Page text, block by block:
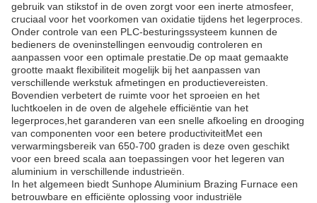
gebruik van stikstof in de oven zorgt voor een inerte atmosfeer,
cruciaal voor het voorkomen van oxidatie tijdens het legerproces.
Onder controle van een PLC-besturingssysteem kunnen de
bedieners de oveninstellingen eenvoudig controleren en
aanpassen voor een optimale prestatie.De op maat gemaakte
grootte maakt flexibiliteit mogelijk bij het aanpassen van
verschillende werkstuk afmetingen en productievereisten.
Bovendien verbetert de ruimte voor het sproeien en het
luchtkoelen in de oven de algehele efficiëntie van het
legerproces,het garanderen van een snelle afkoeling en drooging
van componenten voor een betere productiviteitMet een
verwarmingsbereik van 650-700 graden is deze oven geschikt
voor een breed scala aan toepassingen voor het legeren van
aluminium in verschillende industrieën.
In het algemeen biedt Sunhope Aluminium Brazing Furnace een
betrouwbare en efficiënte oplossing voor industriële